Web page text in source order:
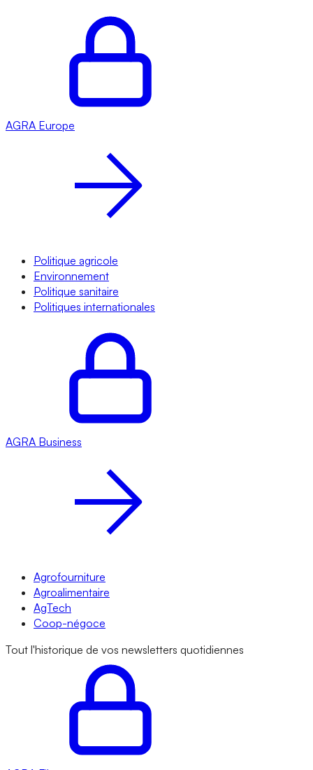
AGRA Europe
Politique agricole
Environnement
Politique sanitaire
Politiques internationales
AGRA Business
Agrofourniture
Agroalimentaire
AgTech
Coop-négoce
Tout l'historique de vos newsletters quotidiennes